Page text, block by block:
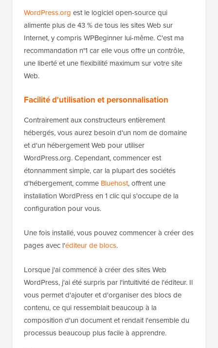
WordPress.org est le logiciel open-source qui
alimente plus de 43 % de tous les sites Web sur
Internet, y compris WPBeginner lui-même. C'est ma
recommandation n°1 car elle vous offre un contrôle,
une liberté et une flexibilité maximum sur votre site
Web.
Facilité d'utilisation et personnalisation
Contrairement aux constructeurs entièrement
hébergés, vous aurez besoin d'un nom de domaine
et d'un hébergement Web pour utiliser
WordPress.org. Cependant, commencer est
étonnamment simple, car la plupart des sociétés
d'hébergement, comme Bluehost, offrent une
installation WordPress en 1 clic qui s'occupe de la
configuration pour vous.
Une fois installé, vous pouvez commencer à créer des
pages avec l'éditeur de blocs.
Lorsque j'ai commencé à créer des sites Web
WordPress, j'ai été surpris par l'intuitivité de l'éditeur. Il
vous permet d'ajouter et d'organiser des blocs de
contenu, ce qui ressemblait beaucoup à la
composition d'un document et rendait l'ensemble du
processus beaucoup plus facile à apprendre.